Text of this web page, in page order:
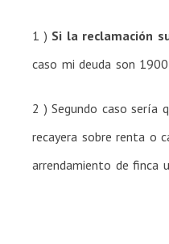
1 ) Si la reclamación
caso mi deuda son
2 ) Segundo caso sería
recayera sobre renta o
arrendamiento de finca